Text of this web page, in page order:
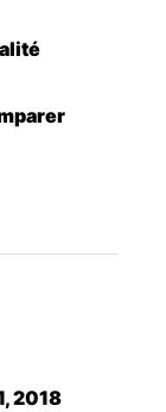
2018